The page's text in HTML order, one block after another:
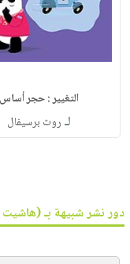
التغيير : حجر أساس
لـ روث برسيفال
دور نشر شبيهة بـ